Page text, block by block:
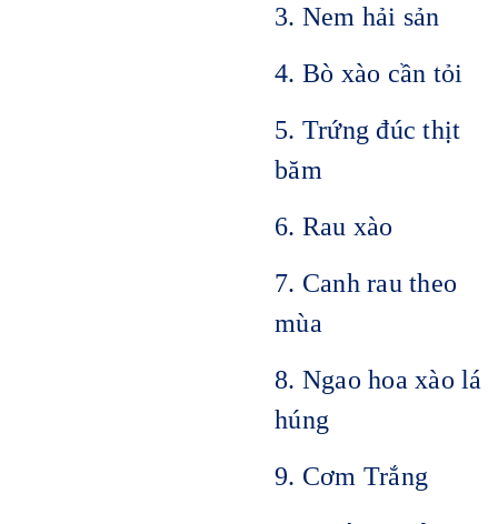
3. Nem hải sản
4. Bò xào cần tỏi
5. Trứng đúc thịt
băm
6. Rau xào
7. Canh rau theo
mùa
8. Ngao hoa xào lá
húng
9. Cơm Trắng